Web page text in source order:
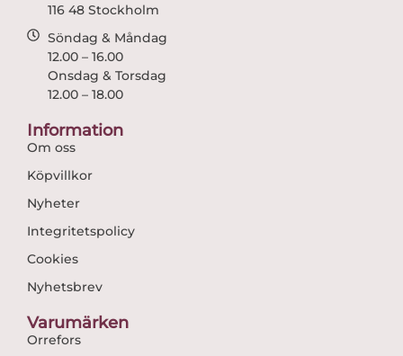
116 48 Stockholm
Söndag & Måndag
12.00 – 16.00
Onsdag & Torsdag
12.00 – 18.00
Information
Om oss
Köpvillkor
Nyheter
Integritetspolicy
Cookies
Nyhetsbrev
Varumärken
Orrefors